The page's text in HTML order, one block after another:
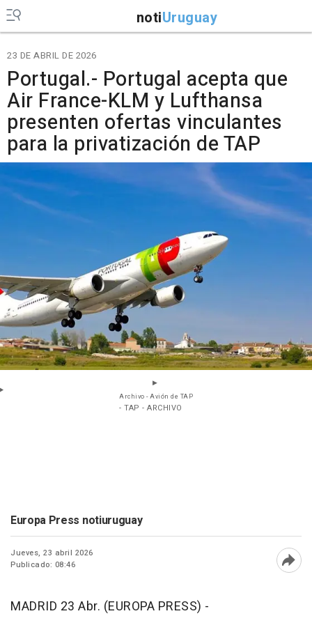
notiUruguay
23 DE ABRIL DE 2026
Portugal.- Portugal acepta que
Air France-KLM y Lufthansa
presenten ofertas vinculantes
para la privatización de TAP
Archivo - Avión de TAP
- TAP - ARCHIVO
Europa Press notiuruguay
Jueves, 23 abril 2026
Publicado: 08:46
MADRID 23 Abr. (EUROPA PRESS) -